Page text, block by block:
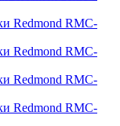
Redmond RMC-
Redmond RMC-
Redmond RMC-
Redmond RMC-